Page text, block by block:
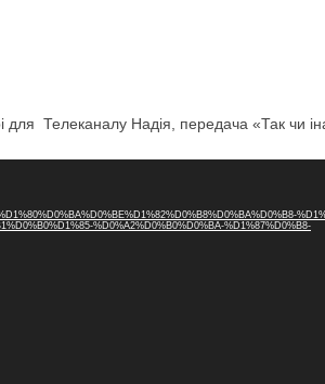
для Телеканалу Надія, передача «Так чи
%D0%A2%D0%B0%D0%BA-%D1%87%D0%B8-